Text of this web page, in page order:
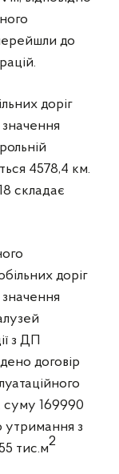
до
доріг
4578,4 км.
складає
доріг
з ДП
договір
суму 169990
утримання з
тис.м2